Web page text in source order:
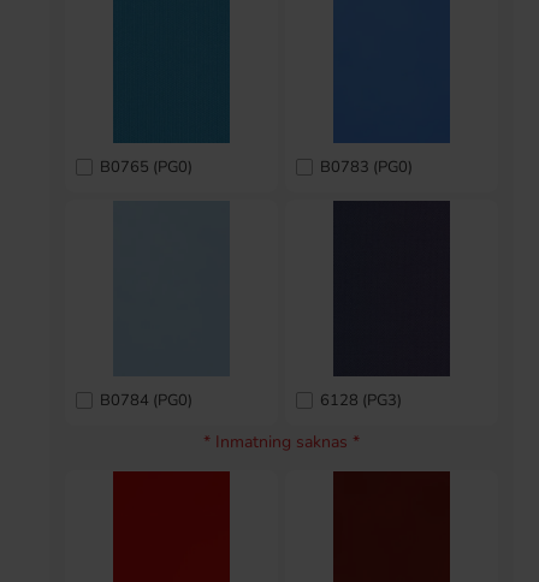
B0765 (PG0) B0783 (PG0)
B0784 (PG0) 6128 (PG3)
* Inmatning saknas *